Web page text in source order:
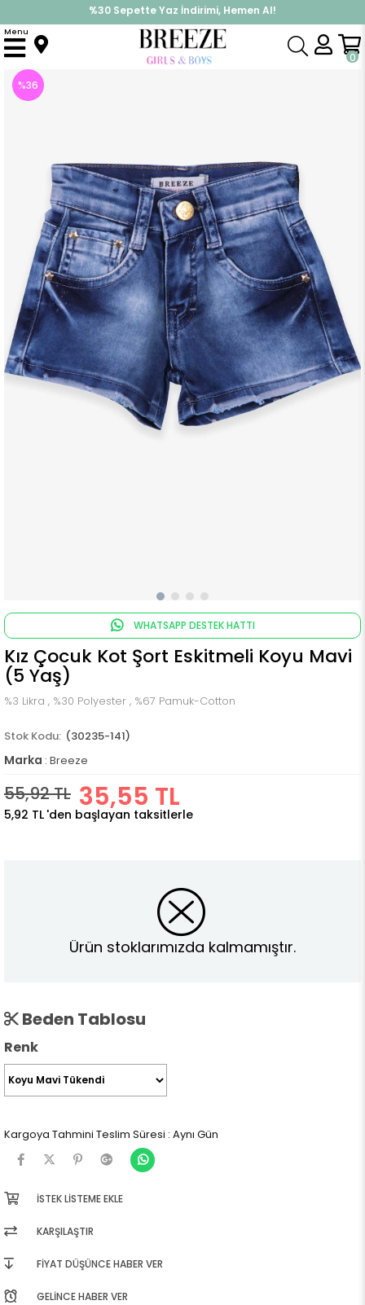
%30 Sepette Yaz İndirimi, Hemen Al!
İndirimlere ek %10 İndirimi Kap, Hemen Üye Ol!
0
Menu
Anasayfa Alt Giyim Kapri & Şort Kız Çocuk Kot Şort Eskitmeli Koyu Mavi (5 Yaş)
%36
WHATSAPP DESTEK HATTI
Kız Çocuk Kot Şort Eskitmeli Koyu Mavi
(5 Yaş)
%3 Likra , %30 Polyester , %67 Pamuk-Cotton
(30235-141)
Marka : Breeze
55,92 TL 35,55 TL
5,92 TL 'den başlayan taksitlerle
Ürün stoklarımızda kalmamıştır.
Beden Tablosu
Renk
Kargoya Tahmini Teslim Süresi : Aynı Gün
İSTEK LISTEME EKLE
KARŞILAŞTIR
FIYAT DÜŞÜNCE HABER VER
GELINCE HABER VER